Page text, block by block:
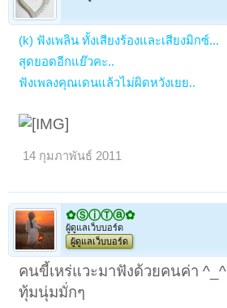
(k) ฟังเพลิน ทั้งเสียงร้องและเสียงมิกซ์...
สุดยอดอีกแย๊วคะ..
ฟังเพลงคุณเดนแล้วไม่ผิดหวังเยย..
14 กุมภาพันธ์ 2011
✿ⓈⓘⓉⓐ✿
ผู้ดูแลเว็บบอร์ด
ผู้ดูแลเว็บบอร์ด
คนขี้เหร่แวะมาฟังด้วยคนค่า ^_^
ทุ้มนุ่มมั่กๆ